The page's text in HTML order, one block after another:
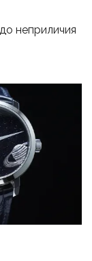
неприличия